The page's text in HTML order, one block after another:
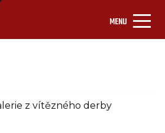
MENU
z vítězného derby